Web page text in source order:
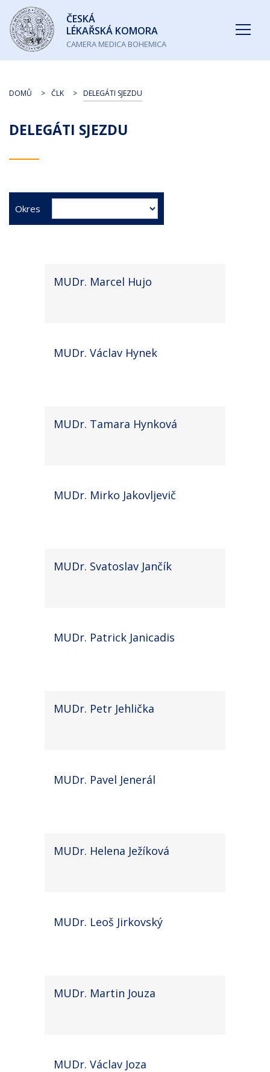
Česká
lékařská
komora
ČESKÁ
LÉKAŘSKÁ KOMORA
CAMERA MEDICA BOHEMICA
DELEGÁTI SJEZDU
DOMŮ ČLK DELEGÁTI SJEZDU
Okres
MUDr. Marcel Hujo
MUDr. Václav Hynek
MUDr. Tamara Hynková
MUDr. Mirko Jakovljevič
MUDr. Svatoslav Jančík
MUDr. Patrick Janicadis
MUDr. Petr Jehlička
MUDr. Pavel Jenerál
MUDr. Helena Ježíková
MUDr. Leoš Jirkovský
MUDr. Martin Jouza
MUDr. Václav Joza